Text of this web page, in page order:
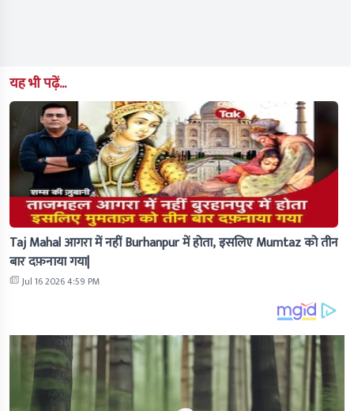
यह भी पढ़ें...
Taj Mahal आगरा में नहीं Burhanpur में होता, इसलिए Mumtaz को तीन
बार दफ़नाया गया|
Jul 16 2026 4:59 PM